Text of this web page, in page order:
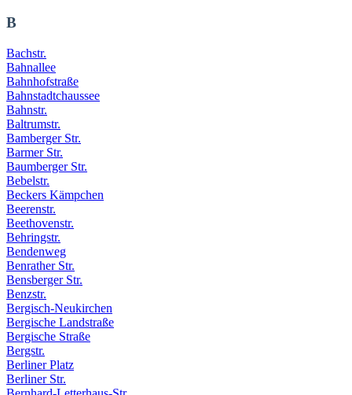
B
Bachstr.
Bahnallee
Bahnhofstraße
Bahnstadtchaussee
Bahnstr.
Baltrumstr.
Bamberger Str.
Barmer Str.
Baumberger Str.
Bebelstr.
Beckers Kämpchen
Beerenstr.
Beethovenstr.
Behringstr.
Bendenweg
Benrather Str.
Bensberger Str.
Benzstr.
Bergisch-Neukirchen
Bergische Landstraße
Bergische Straße
Bergstr.
Berliner Platz
Berliner Str.